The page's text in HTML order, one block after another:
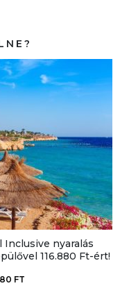
Inclusive nyaralás
116.880 Ft-ért!
FT